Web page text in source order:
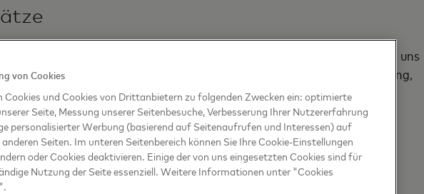
und zum Wohl der Welt, die uns umgibt, konzentrieren wir uns
Schlüsselbereiche: integratives Wachstum, ökologische Verantwortung,
sowie ethische und verantwortungsvolle Standards.
von Cookies
Cookies und Cookies von Drittanbietern zu folgenden Zwecken ein: optimierte
Seite, Messung unserer Seitenbesuche, Verbesserung Ihrer Nutzererfahrung
personalisierter Werbung (basierend auf Seitenaufrufen und Interessen) auf
Seiten. Im unteren Seitenbereich können Sie Ihre Cookie-Einstellungen
oder Cookies deaktivieren. Einige der von uns eingesetzten Cookies sind für
Nutzung der Seite essenziell. Weitere Informationen unter "Cookies